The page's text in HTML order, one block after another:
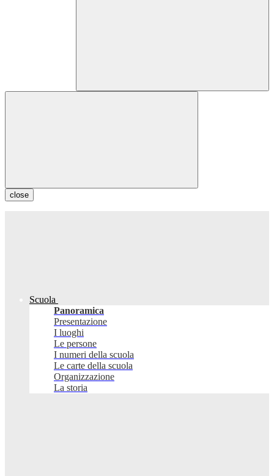
close
Scuola
Panoramica
Presentazione
I luoghi
Le persone
I numeri della scuola
Le carte della scuola
Organizzazione
La storia